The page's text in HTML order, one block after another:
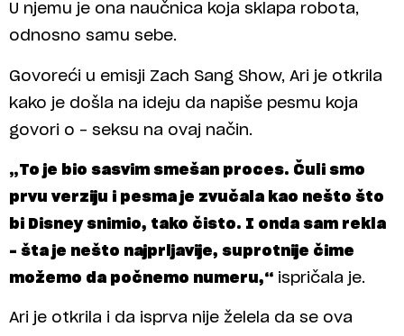
U njemu je ona naučnica koja sklapa robota,
odnosno samu sebe.
Govoreći u emisji Zach Sang Show, Ari je otkrila
kako je došla na ideju da napiše pesmu koja
govori o – seksu na ovaj način.
„To je bio sasvim smešan proces. Čuli smo
prvu verziju i pesma je zvučala kao nešto što
bi Disney snimio, tako čisto. I onda sam rekla
– šta je nešto najprljavije, suprotnije čime
možemo da počnemo numeru,“ ispričala je.
Ari je otkrila i da isprva nije želela da se ova